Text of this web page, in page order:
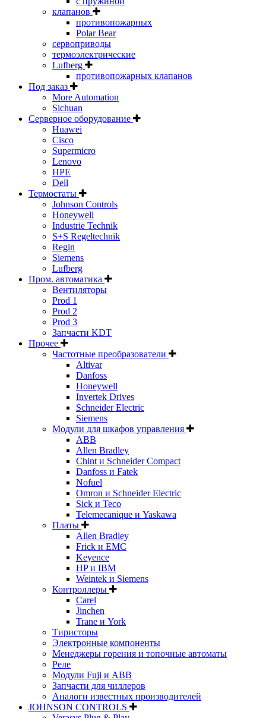
клапанов
противопожарных
Polar Bear
сервоприводы
термоэлектрические
Lufberg
противопожарных клапанов
Под заказ
More Automation
Sichuan
Серверное оборудование
Huawei
Cisco
Supermicro
Lenovo
HPE
Dell
Термостаты
Johnson Controls
Honeywell
Industrie Technik
S+S Regeltechnik
Regin
Siemens
Lufberg
Пром. автоматика
Вентиляторы
Prod 1
Prod 2
Prod 3
Запчасти KDT
Прочее
Частотные преобразователи
Altivar
Danfoss
Honeywell
Invertek Drives
Schneider Electric
Siemens
Модули для шкафов управления
ABB
Allen Bradley
Chint и Schneider Compact
Danfoss и Fatek
Nofuel
Omron и Schneider Electric
Sick и Teco
Telemecanique и Yaskawa
Платы
Allen Bradley
Frick и EMC
Keyence
HP и IBM
Weintek и Siemens
Контроллеры
Carel
Jinchen
Trane и York
Тиристоры
Электронные компоненты
Менеджеры горения и топочные автоматы
Реле
Модули Fuji и ABB
Запчасти для чиллеров
Аналоги известных производителей
JOHNSON CONTROLS